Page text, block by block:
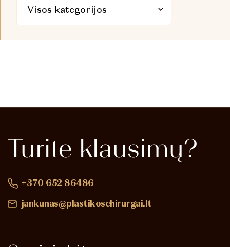
Turite klausimų?
+370 652 86486
jankunas@plastikoschirurgai.lt